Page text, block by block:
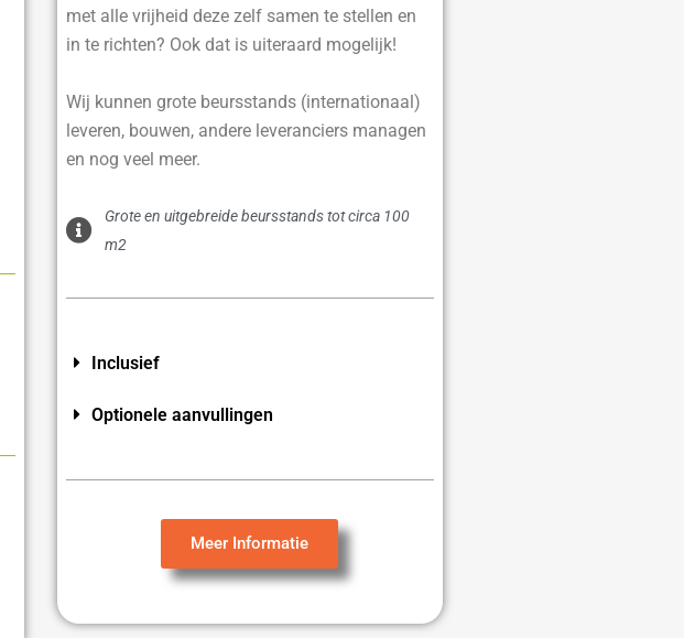
met alle vrijheid deze zelf samen te stellen en
in te richten? Ook dat is uiteraard mogelijk!
Wij kunnen grote beursstands (internationaal)
leveren, bouwen, andere leveranciers managen
en nog veel meer.
Grote en uitgebreide beursstands tot circa 100
m2
Inclusief
Optionele aanvullingen
Meer Informatie